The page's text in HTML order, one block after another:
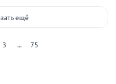
ещё
3 ... 75